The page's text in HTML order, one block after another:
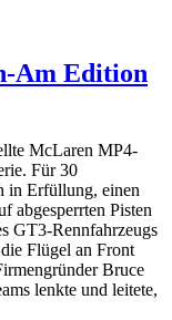
Am Edition
McLaren MP4-
Für 30
in Erfüllung, einen
abgesperrten Pisten
GT3-Rennfahrzeugs
Flügel an Front
Bruce
lenkte und leitete,